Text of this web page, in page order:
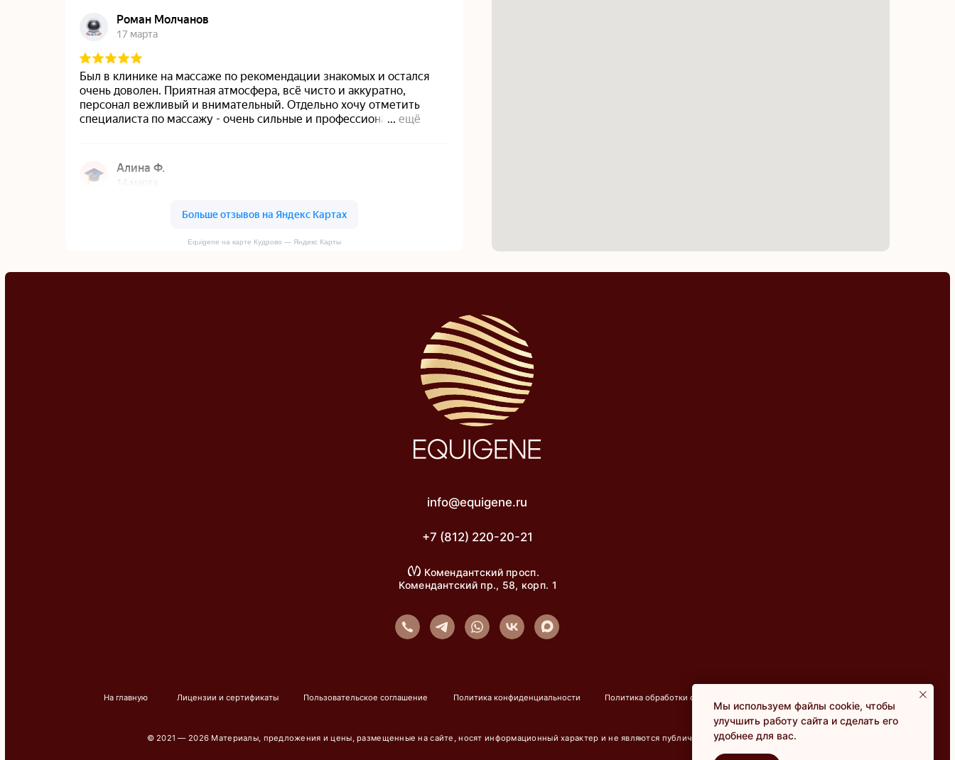
Equigene на карте Кудрово — Яндекс Карты
© 2021 — 2026 Материалы, предложения и цены, размещенные на сайте, носят информационный характер и не являются публичной офертой (ст. 437 ГК РФ)
На главную Лицензии и сертификаты Пользовательское соглашение Политика конфиденциальности
Мы используем файлы cookie, чтобы
улучшить работу сайта и сделать его
удобнее для вас.